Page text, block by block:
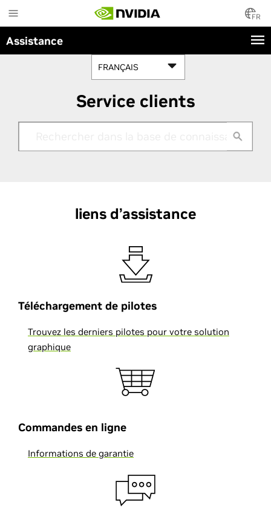
to
main
content
FR
Assistance
FRANÇAIS
Service clients
liens d’assistance
Téléchargement de pilotes
Trouvez les derniers pilotes pour votre solution
graphique
Commandes en ligne
Informations de garantie